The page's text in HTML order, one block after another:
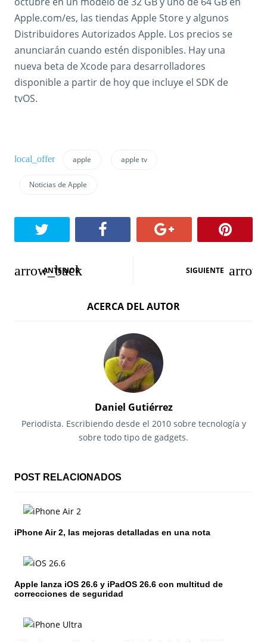
Apple.com/es, las tiendas Apple Store y algunos
Distribuidores Autorizados Apple. Los precios se
anunciarán cuando estén disponibles. Hay una
nueva beta de Xcode para desarrolladores
disponible a partir de hoy que incluye el SDK de
tvOS.
apple apple tv
Noticias de Apple
N
n
e
e
n
t
a
ANTERIOR SIGUIENTE
ACERCA DEL AUTOR
Daniel Gutiérrez
Periodista. Escribiendo desde el 2010 sobre tecnología y
sobre todo tipo de gadgets.
POST RELACIONADOS
iPhone Air 2, las mejoras detalladas en una nota
Apple lanza iOS 26.6 y iPadOS 26.6 con multitud de
correcciones de seguridad